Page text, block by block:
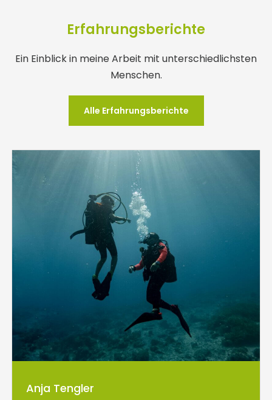
Erfahrungsberichte
Ein Einblick in meine Arbeit mit unterschiedlichsten
Menschen.
Alle Erfahrungsberichte
Anja Tengler